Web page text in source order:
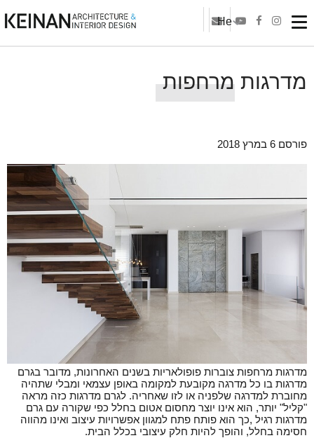
He
מדרגות מרחפות
פורסם 6 במרץ 2018
מדרגות מרחפות צוברות פופולאריות בשנים האחרונות, מדובר בגרם
מדרגות בו כל מדרגה מקובעת למקומה באופן עצמאי ומבלי שתהיה
מחוברת למדרגה שלפניה או לזו שאחריה. לגרם מדרגות כזה מראה
"קליל" יותר, הוא אינו יוצר מחסום אטום בחלל כפי שקורה עם גרם
מדרגות רגיל ,כך הוא פותח פתח למגוון אפשרויות עיצוב ואינו מהווה
חסימה בחלל, והופך להיות חלק עיצובי בכלל הבית.